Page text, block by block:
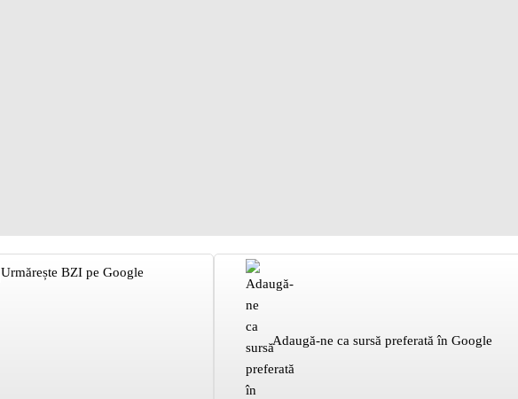
Urmărește BZI pe Google
Adaugă-ne ca sursă preferată în Google